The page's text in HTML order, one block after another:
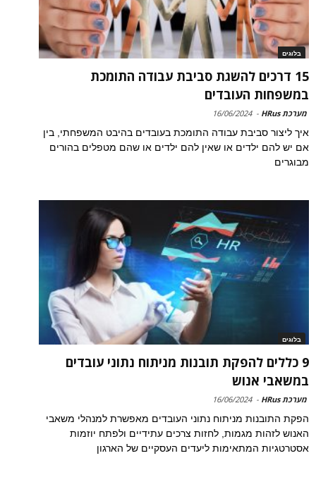
בלוגים
15 דרכים להשגת סביבת עבודה התומכת
במשפחות העובדים
מערכת HRus -
16/06/2024
איך ליצור סביבת עבודה התומכת בעובדים בהיבט המשפחתי, בין
אם יש להם ילדים או שאין להם ילדים או שהם מטפלים בהורים
מבוגרים
בלוגים
9 כללים להפקת תובנות מניתוח נתוני עובדים
במשאבי אנוש
מערכת HRus -
16/06/2024
הפקת התובנות מניתוח נתוני העובדים מאפשרת למנהלי משאבי
האנוש לזהות מגמות, לחזות צרכים עתידיים ולפתח יוזמות
אסטרטגיות המתאימות ליעדים העסקיים של הארגון